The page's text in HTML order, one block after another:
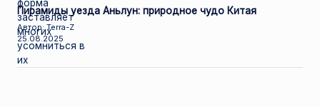
Пирамиды уезда Аньлун: природное чудо Китая
Автор: Terra-Z
25.08.2025